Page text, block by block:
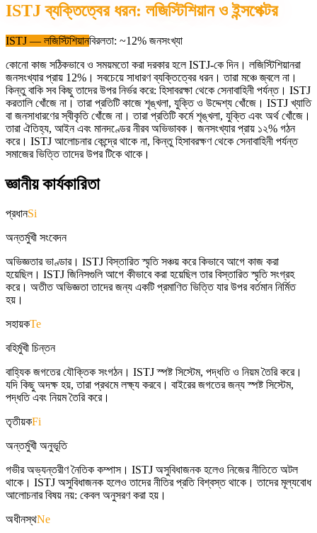
ISTJ ব্যক্তিত্বের ধরন: লজিস্টিশিয়ান ও ইন্সপেক্টর
ISTJ — লজিস্টিশিয়ানবিরলতা: ~12% জনসংখ্যা
কোনো কাজ সঠিকভাবে ও সময়মতো করা দরকার হলে ISTJ-কে দিন। লজিস্টিশিয়ানরা
জনসংখ্যার প্রায় 12%। সবচেয়ে সাধারণ ব্যক্তিত্বের ধরন। তারা মঞ্চে জ্বলে না।
কিন্তু বাকি সব কিছু তাদের উপর নির্ভর করে: হিসাবরক্ষা থেকে সেনাবাহিনী পর্যন্ত। ISTJ
করতালি খোঁজে না। তারা প্রতিটি কাজে শৃঙ্খলা, যুক্তি ও উদ্দেশ্য খোঁজে। ISTJ খ্যাতি
বা জনসাধারণের স্বীকৃতি খোঁজে না। তারা প্রতিটি কর্মে শৃঙ্খলা, যুক্তি এবং অর্থ খোঁজে।
তারা ঐতিহ্য, আইন এবং মানদণ্ডের নীরব অভিভাবক। জনসংখ্যার প্রায় ১২% গঠন
করে। ISTJ আলোচনার কেন্দ্রে থাকে না, কিন্তু হিসাবরক্ষণ থেকে সেনাবাহিনী পর্যন্ত
সমাজের ভিত্তি তাদের উপর টিকে থাকে।
জ্ঞানীয় কার্যকারিতা
প্রধানSi
অন্তর্মুখী সংবেদন
অভিজ্ঞতার ভাণ্ডার। ISTJ বিস্তারিত স্মৃতি সঞ্চয় করে কিভাবে আগে কাজ করা
হয়েছিল। ISTJ জিনিসগুলি আগে কীভাবে করা হয়েছিল তার বিস্তারিত স্মৃতি সংগ্রহ
করে। অতীত অভিজ্ঞতা তাদের জন্য একটি প্রমাণিত ভিত্তি যার উপর বর্তমান নির্মিত
হয়।
সহায়কTe
বহির্মুখী চিন্তন
বাহ্যিক জগতের যৌক্তিক সংগঠন। ISTJ স্পষ্ট সিস্টেম, পদ্ধতি ও নিয়ম তৈরি করে।
যদি কিছু অদক্ষ হয়, তারা প্রথমে লক্ষ্য করবে। বাইরের জগতের জন্য স্পষ্ট সিস্টেম,
পদ্ধতি এবং নিয়ম তৈরি করে।
তৃতীয়কFi
অন্তর্মুখী অনুভূতি
গভীর অভ্যন্তরীণ নৈতিক কম্পাস। ISTJ অসুবিধাজনক হলেও নিজের নীতিতে অটল
থাকে। ISTJ অসুবিধাজনক হলেও তাদের নীতির প্রতি বিশ্বস্ত থাকে। তাদের মূল্যবোধ
আলোচনার বিষয় নয়: কেবল অনুসরণ করা হয়।
অধীনস্থNe